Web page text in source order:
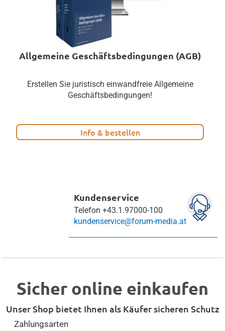
Allgemeine Geschäftsbedingungen (AGB)
Erstellen Sie juristisch einwandfreie Allgemeine
Geschäftsbedingungen!
Info & bestellen
Kundenservice
Telefon +43.1.97000-100
kundenservice@forum-media.at
Sicher online einkaufen
Unser Shop bietet Ihnen als Käufer sicheren Schutz
Zahlungsarten